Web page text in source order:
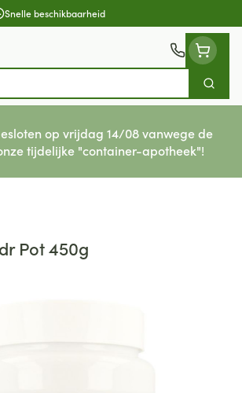
Snelle beschikbaarheid
Zoek
op vrijdag 14/08 vanwege de
tijdelijke "container-apotheek"!
Pot 450g